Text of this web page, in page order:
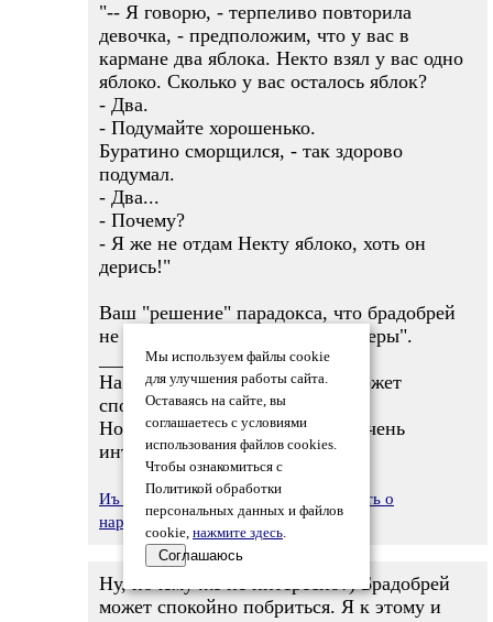
"-- Я говорю, - терпеливо повторила
девочка, - предположим, что у вас в
кармане два яблока. Некто взял у вас одно
яблоко. Сколько у вас осталось яблок?
- Два.
- Подумайте хорошенько.
Буратино сморщился, - так здорово
подумал.
- Два...
- Почему?
- Я же не отдам Некту яблоко, хоть он
дерись!"
Ваш "решение" парадокса, что брадобрей
не бреется вовсе, из той же "оперы".
_________
На самом же деле брадобрей может
спокойно побриться.
Но Вам, мне кажеться, это не очень
интересно ...
Иъ Лю Ха08.08.2014 23:31
Заявить о
нарушении
Ну, почему же не интересно?) Брадобрей
может спокойно побриться. Я к этому и
Мы используем файлы cookie
для улучшения работы сайта.
Оставаясь на сайте, вы
соглашаетесь с условиями
использования файлов cookies.
Чтобы ознакомиться с
Политикой обработки
персональных данных и файлов
cookie, нажмите здесь.
Соглашаюсь